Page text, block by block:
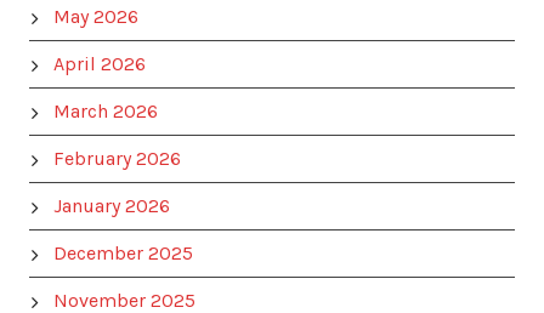
May 2026
April 2026
March 2026
February 2026
January 2026
December 2025
November 2025